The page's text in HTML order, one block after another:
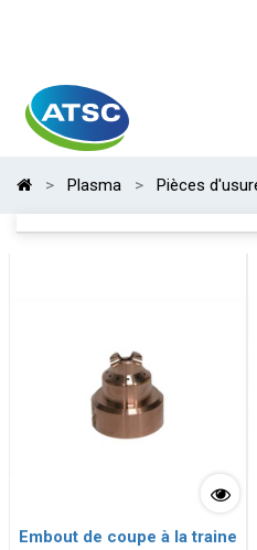
Plasma Pièces
Embout de coupe à la traine